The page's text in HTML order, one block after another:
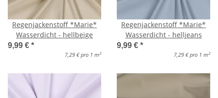
Regenjackenstoff *Marie*
Wasserdicht - hellbeige
9,99 € *
7,29 € pro 1 m 2
Regenjackenstoff *Marie*
Wasserdicht - helljeans
9,99 € *
7,29 € pro 1 m 2